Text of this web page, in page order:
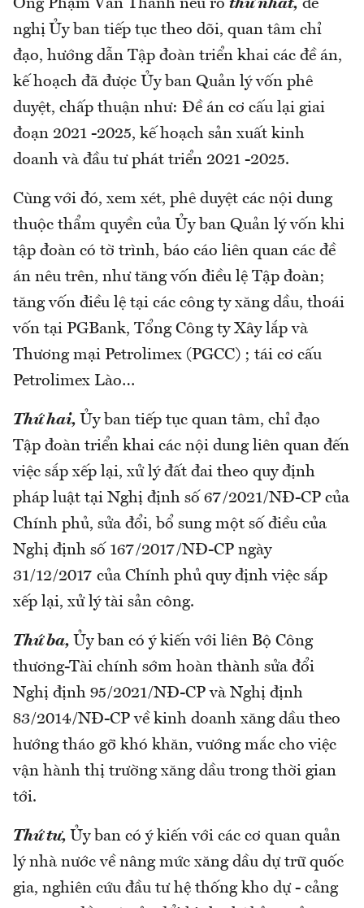
Ông Phạm Văn Thanh nêu rõ thứ nhất, đề
nghị Ủy ban tiếp tục theo dõi, quan tâm chỉ
đạo, hướng dẫn Tập đoàn triển khai các đề án,
kế hoạch đã được Ủy ban Quản lý vốn phê
duyệt, chấp thuận như: Đề án cơ cấu lại giai
đoạn 2021 -2025, kế hoạch sản xuất kinh
doanh và đầu tư phát triển 2021 -2025.
Cùng với đó, xem xét, phê duyệt các nội dung
thuộc thẩm quyền của Ủy ban Quản lý vốn khi
tập đoàn có tờ trình, báo cáo liên quan các đề
án nêu trên, như tăng vốn điều lệ Tập đoàn;
tăng vốn điều lệ tại các công ty xăng dầu, thoái
vốn tại PGBank, Tổng Công ty Xây lắp và
Thương mại Petrolimex (PGCC) ; tái cơ cấu
Petrolimex Lào…
Thứ hai, Ủy ban tiếp tục quan tâm, chỉ đạo
Tập đoàn triển khai các nội dung liên quan đến
việc sắp xếp lại, xử lý đất đai theo quy định
pháp luật tại Nghị định số 67/2021/NĐ-CP của
Chính phủ, sửa đổi, bổ sung một số điều của
Nghị định số 167/2017/NĐ-CP ngày
31/12/2017 của Chính phủ quy định việc sắp
xếp lại, xử lý tài sản công.
Thứ ba, Ủy ban có ý kiến với liên Bộ Công
thương-Tài chính sớm hoàn thành sửa đổi
Nghị định 95/2021/NĐ-CP và Nghị định
83/2014/NĐ-CP về kinh doanh xăng dầu theo
hướng tháo gỡ khó khăn, vướng mắc cho việc
vận hành thị trường xăng dầu trong thời gian
tới.
Thứ tư, Ủy ban có ý kiến với các cơ quan quản
lý nhà nước về nâng mức xăng dầu dự trữ quốc
gia, nghiên cứu đầu tư hệ thống kho dự - cảng